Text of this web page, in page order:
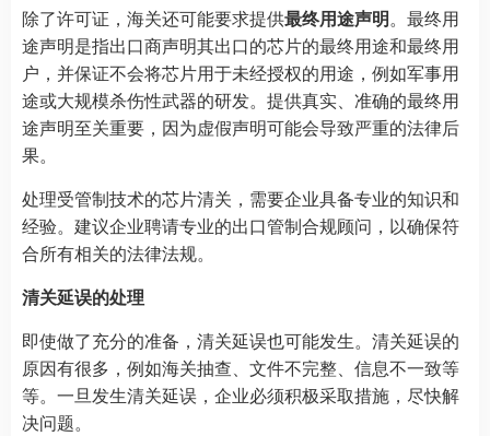
除了许可证，海关还可能要求提供最终用途声明。最终用
途声明是指出口商声明其出口的芯片的最终用途和最终用
户，并保证不会将芯片用于未经授权的用途，例如军事用
途或大规模杀伤性武器的研发。提供真实、准确的最终用
途声明至关重要，因为虚假声明可能会导致严重的法律后
果。
处理受管制技术的芯片清关，需要企业具备专业的知识和
经验。建议企业聘请专业的出口管制合规顾问，以确保符
合所有相关的法律法规。
清关延误的处理
即使做了充分的准备，清关延误也可能发生。清关延误的
原因有很多，例如海关抽查、文件不完整、信息不一致等
等。一旦发生清关延误，企业必须积极采取措施，尽快解
决问题。